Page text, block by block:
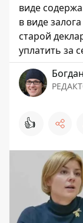
виде
в виде
старой
уплатить за
👍